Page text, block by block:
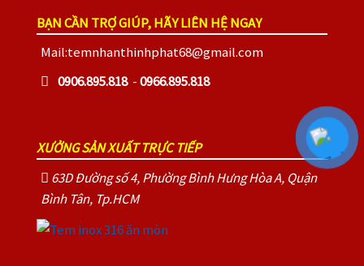
BẠN CẦN TRỢ GIÚP, HÃY LIÊN HỆ NGAY
Mail:temnhanthinhphat68@gmail.com
0906.895.818 -0966.895.818
XƯỞNG SẢN XUẤT TRỰC TIẾP
63D Đường số 4, Phường Bình Hưng Hòa A, Quận
Bình Tân, Tp.HCM